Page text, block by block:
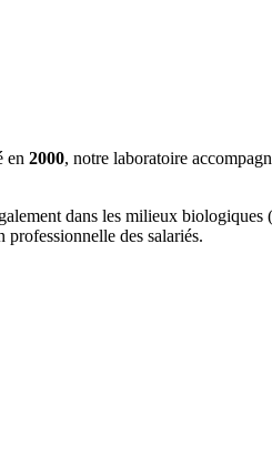
en 2000, notre laboratoire
dans les milieux biologiques
des salariés.